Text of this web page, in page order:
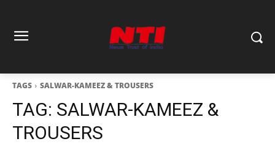
TAGS SALWAR-KAMEEZ & TROUSERS
TAG: SALWAR-KAMEEZ &
TROUSERS